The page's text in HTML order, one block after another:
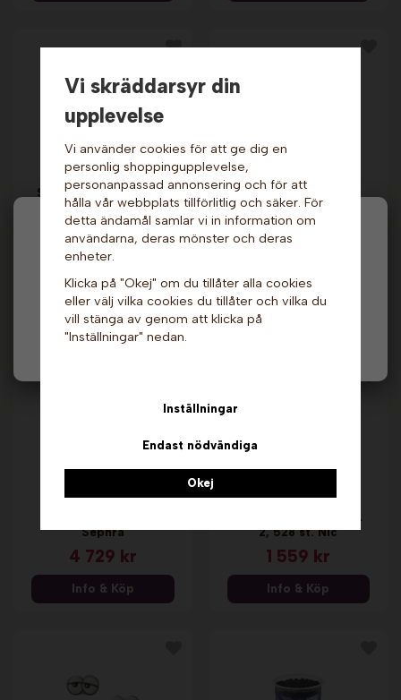
Hej och välkommen till Gottes!
moms) eller företag (exkl. moms) för hur våra priser
ska visas.
Privat
Sirap - Falernum, 700
ml. Naturera
129 kr
Info & Köp
Cocktailmix - Kiwi,
750 ml. Naturera
209 kr
Andra köpte även
Sephra
4 729 kr
Info & Köp
Liten glassvåffla - Nr
2, 528 st. Nic
1 559 kr
Info & Köp
Vi skräddarsyr din
upplevelse
Vi använder cookies för att ge dig en
personlig shoppingupplevelse,
personanpassad annonsering och för att
hålla vår webbplats tillförlitlig och säker. För
detta ändamål samlar vi in information om
användarna, deras mönster och deras
enheter.
Klicka på "Okej" om du tillåter alla cookies
eller välj vilka cookies du tillåter och vilka du
vill stänga av genom att klicka på
"Inställningar" nedan.
Inställningar
Endast nödvändiga
Okej